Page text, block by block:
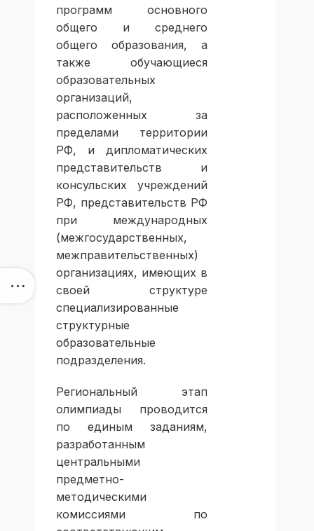
программ основного
общего и среднего
общего образования, а
также обучающиеся
образовательных
организаций,
расположенных за
пределами территории
РФ, и дипломатических
представительств и
консульских учреждений
РФ, представительств РФ
при международных
(межгосударственных,
межправительственных)
организациях, имеющих в
своей структуре
специализированные
структурные
образовательные
подразделения.
Региональный этап
олимпиады проводится
по единым заданиям,
разработанным
центральными
предметно-
методическими
комиссиями по